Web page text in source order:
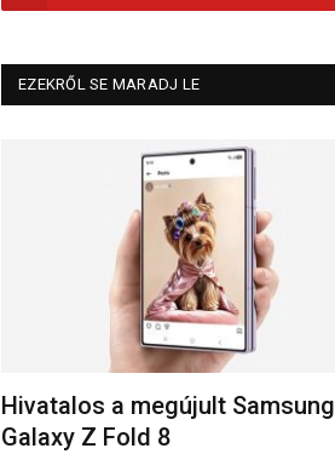
EZEKRŐL SE MARADJ LE
Hivatalos a megújult Samsung
Galaxy Z Fold 8